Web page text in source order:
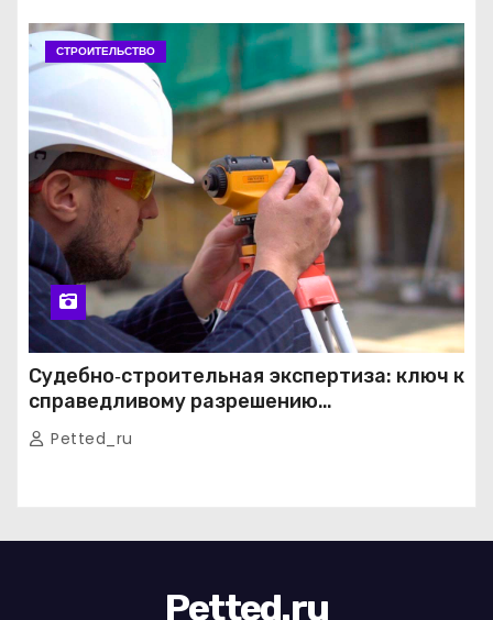
СТРОИТЕЛЬСТВО
Судебно‑строительная экспертиза: ключ к
справедливому разрешению
строительных споров
Petted_ru
Petted.ru